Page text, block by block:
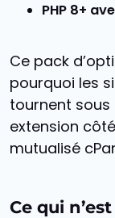
PHP 8+
Ce pack
pourquoi les
tournent
extension
mutualisé
Ce qui